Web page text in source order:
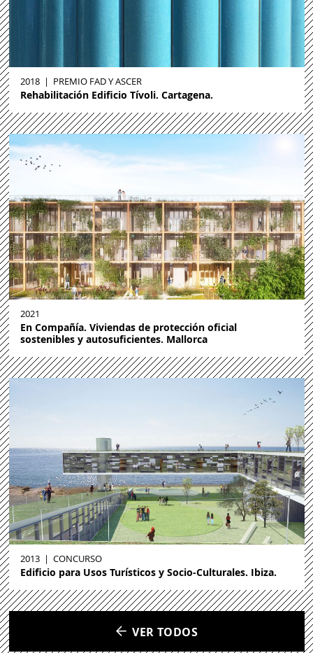
2018 | PREMIO FAD Y ASCER
Rehabilitación Edificio Tívoli. Cartagena.
2021
En Compañía. Viviendas de protección oficial
sostenibles y autosuficientes. Mallorca
2013 | CONCURSO
Edificio para Usos Turísticos y Socio-Culturales. Ibiza.
VER TODOS